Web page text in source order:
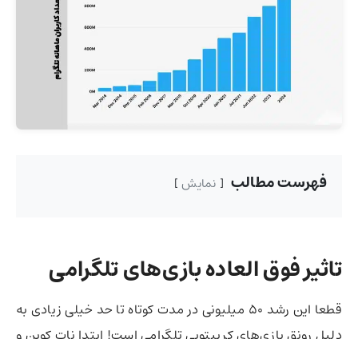
فهرست مطالب نمایش
تاثیر فوق العاده بازی‌های تلگرامی
قطعا این رشد ۵۰ میلیونی در مدت کوتاه تا حد خیلی زیادی به